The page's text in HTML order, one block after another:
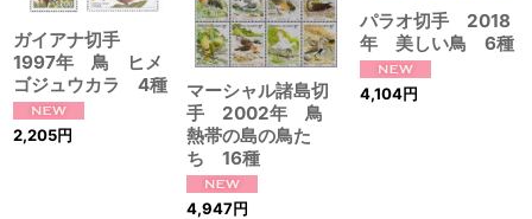
ガイアナ切手
1997年 鳥 ヒメ
ゴジュウカラ 4種
2,205円
マーシャル諸島切
手 2002年 鳥
熱帯の島の鳥た
ち 16種
4,947円
パラオ切手 2018
年 美しい鳥 6種
4,104円